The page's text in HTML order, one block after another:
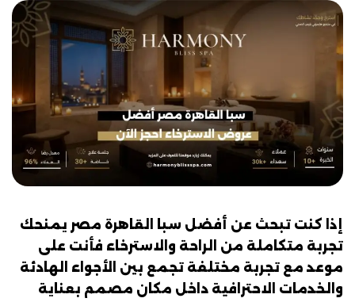
إذا كنت تبحث عن أفضل سبا القاهرة مصر يمنحك
تجربة متكاملة من الراحة والاسترخاء فأنت على
موعد مع تجربة مختلفة تجمع بين الأجواء الهادئة
والخدمات الاحترافية داخل مكان مصمم بعناية